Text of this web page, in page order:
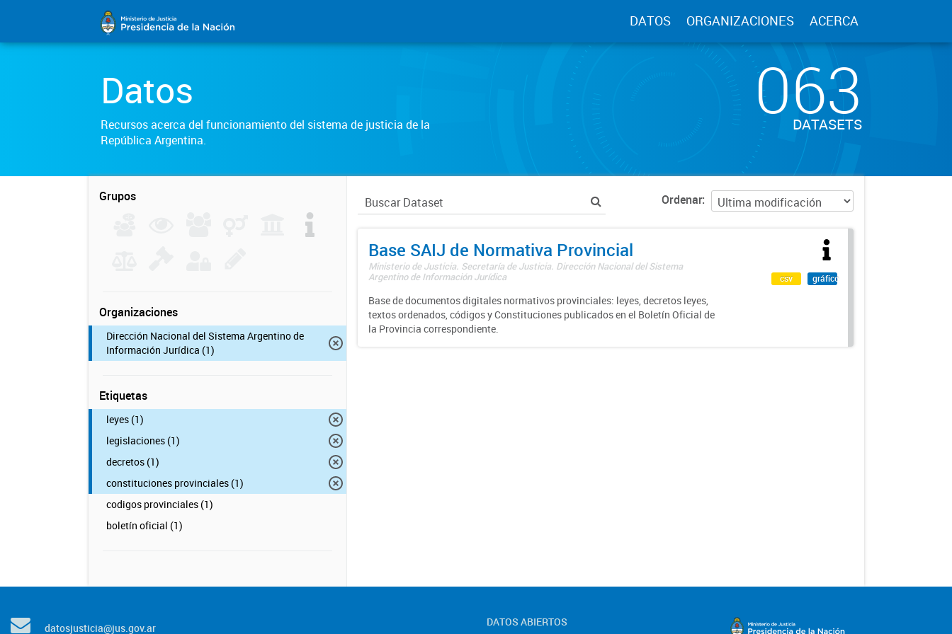
DATOS ORGANIZACIONES ACERCA
Datos
Recursos acerca del funcionamiento del sistema de justicia de la
República Argentina.
063
DATASETS
Grupos
Organizaciones
Dirección Nacional del Sistema Argentino de
Información Jurídica (1)
Etiquetas
leyes (1)
legislaciones (1)
decretos (1)
constituciones provinciales (1)
codigos provinciales (1)
boletín oficial (1)
Ordenar
Base SAIJ de Normativa Provincial
Ministerio de Justicia. Secretaría de Justicia. Dirección Nacional del Sistema
Argentino de Información Jurídica
Base de documentos digitales normativos provinciales: leyes, decretos leyes,
textos ordenados, códigos y Constituciones publicados en el Boletín Oficial de
la Provincia correspondiente.
csv gráfico
datosjusticia@jus.gov.ar DATOS ABIERTOS